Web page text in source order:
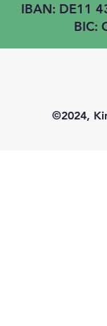
IBAN: DE11
BIC:
©2024,